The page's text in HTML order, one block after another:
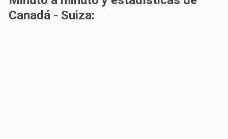
Canadá - Suiza: